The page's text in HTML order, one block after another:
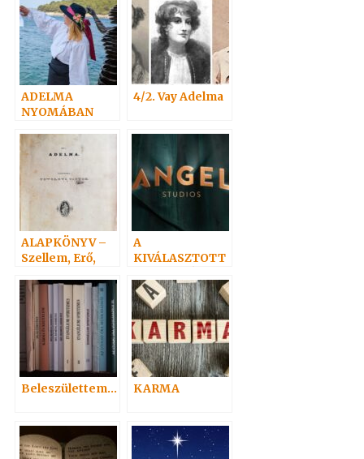
ADELMA
NYOMÁBAN
4/2. Vay Adelma
ALAPKÖNYV –
Szellem, Erő,
A
KIVÁLASZTOTT
Beleszülettem… KARMA